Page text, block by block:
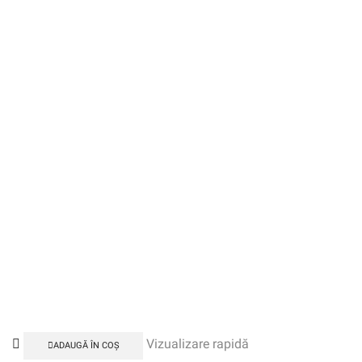
ADAUGĂ ÎN COȘ Vizualizare rapidă